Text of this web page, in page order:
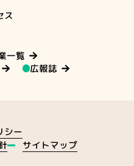
ス
一覧
広報誌
シー
サイトマップ